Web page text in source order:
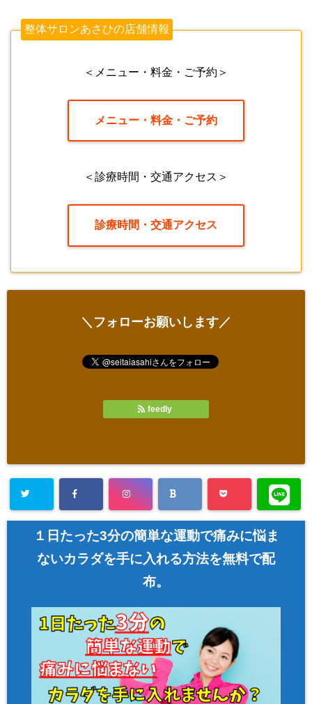
整体サロンあさひの店舗情報
＜メニュー・料金・ご予約＞
メニュー・料金・ご予約
＜診療時間・交通アクセス＞
診療時間・交通アクセス
＼フォローお願いします／
feedly
１日たった3分の簡単な運動で痛みに悩ま
ないカラダを手に入れる方法を無料で配
布。